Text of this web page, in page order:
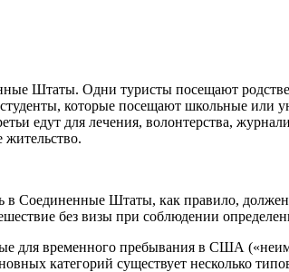
Штаты. Одни туристы посещают
студенты, которые посещают школьные
едут для лечения, волонтерства,
в Соединенные Штаты, как правило,
без визы при соблюдении
для временного пребывания в США
категорий существует несколько